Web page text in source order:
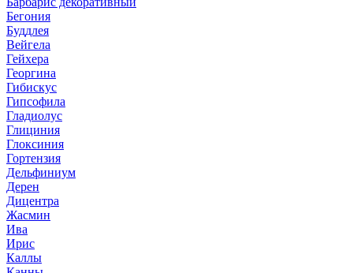
Бегония
Буддлея
Вейгела
Гейхера
Георгина
Гибискус
Гипсофила
Гладиолус
Глициния
Глоксиния
Гортензия
Дельфиниум
Дерен
Дицентра
Жасмин
Ива
Ирис
Каллы